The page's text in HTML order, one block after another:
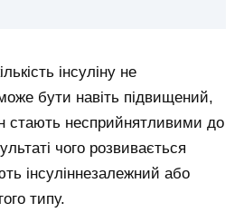
інсуліну не
бути навіть підвищений,
стають несприйнятливими до
чого розвивається
інсуліннезалежний або
типу.